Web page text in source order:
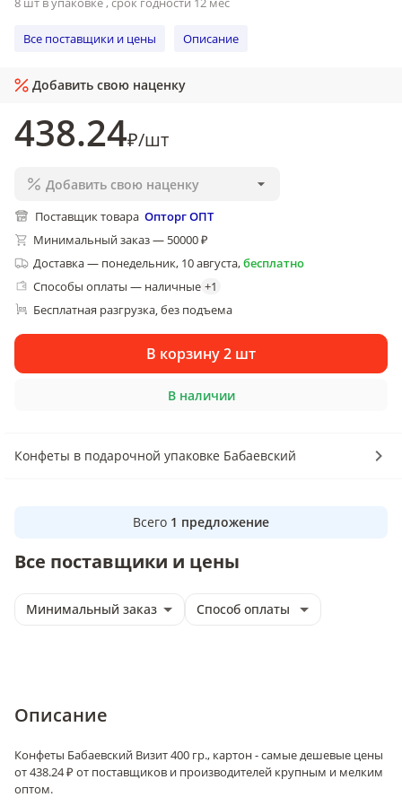
Все поставщики и цены Описание
Добавить свою наценку
438.24₽/шт
Добавить свою наценку
Поставщик товара Опторг ОПТ
Минимальный заказ — 50000 ₽
Доставка— понедельник, 10 августа,бесплатно
Способы оплаты — наличные +1
Бесплатная разгрузка, без подъема
В корзину 2 шт
В наличии
Конфеты в подарочной упаковке Бабаевский
Всего 1 предложение
Все поставщики и цены
Минимальный заказ Способ оплаты
Описание
Конфеты Бабаевский Визит 400 гр., картон - самые дешевые цены
от 438.24 ₽ от поставщиков и производителей крупным и мелким
оптом.